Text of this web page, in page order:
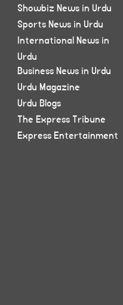
Showbiz News in Urdu
Sports News in Urdu
International News in
Urdu
Business News in Urdu
Urdu Magazine
Urdu Blogs
The Express Tribune
Express Entertainment